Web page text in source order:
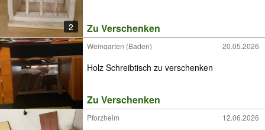
2 Zu Verschenken
Weingarten (Baden) 20.05.2026
Holz Schreibtisch zu verschenken
Zu Verschenken
Pforzheim 12.06.2026